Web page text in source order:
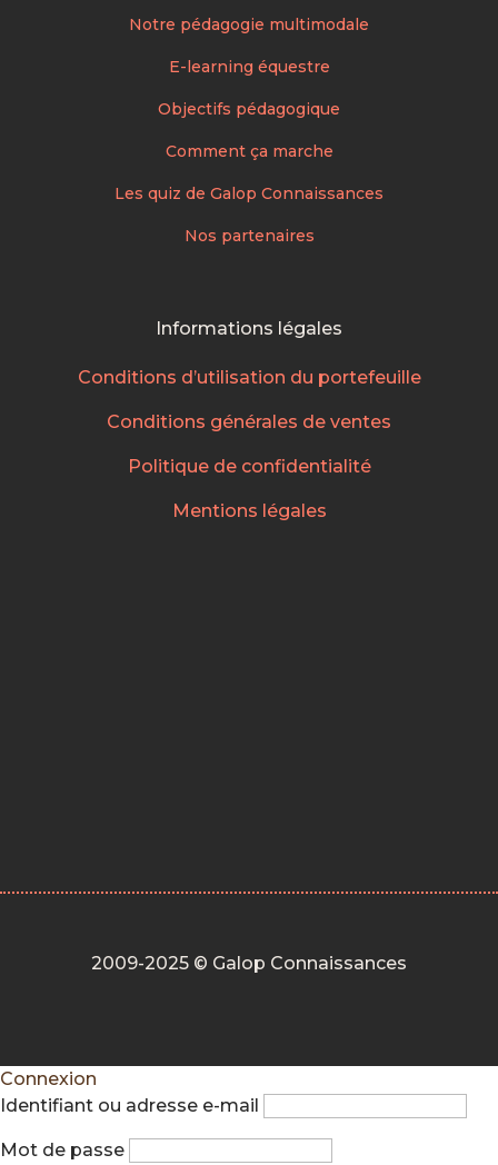
Notre pédagogie multimodale
E-learning équestre
Objectifs pédagogique
Comment ça marche
Les quiz de Galop Connaissances
Nos partenaires
Informations légales
Conditions d’utilisation du portefeuille
Conditions générales de ventes
Politique de confidentialité
Mentions légales
2009-2025 © Galop Connaissances
Connexion
Identifiant ou adresse e-mail
Mot de passe